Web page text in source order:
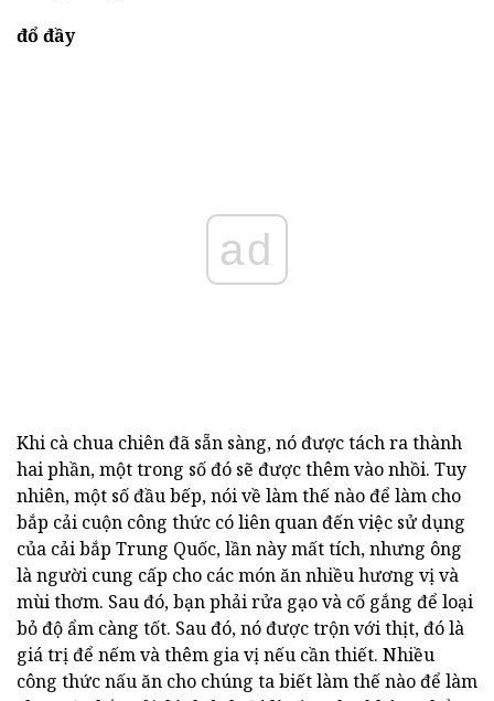
đổ đầy
ad
Khi cà chua chiên đã sẵn sàng, nó được tách ra thành
hai phần, một trong số đó sẽ được thêm vào nhồi. Tuy
nhiên, một số đầu bếp, nói về làm thế nào để làm cho
bắp cải cuộn công thức có liên quan đến việc sử dụng
của cải bắp Trung Quốc, lần này mất tích, nhưng ông
là người cung cấp cho các món ăn nhiều hương vị và
mùi thơm. Sau đó, bạn phải rửa gạo và cố gắng để loại
bỏ độ ẩm càng tốt. Sau đó, nó được trộn với thịt, đó là
giá trị để nếm và thêm gia vị nếu cần thiết. Nhiều
công thức nấu ăn cho chúng ta biết làm thế nào để làm